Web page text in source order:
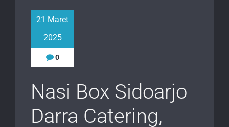
21 Maret
2025
0
Nasi Box Sidoarjo
Darra Catering,